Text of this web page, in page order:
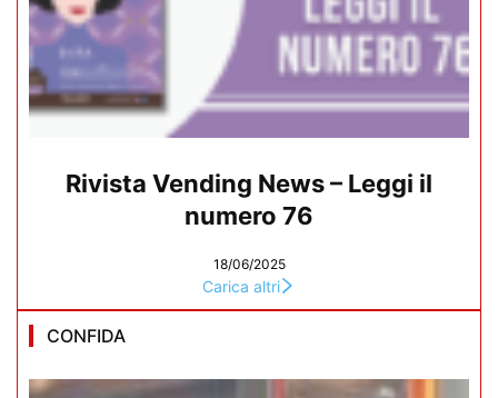
Rivista Vending News – Leggi il
numero 76
18/06/2025
Carica altri
CONFIDA